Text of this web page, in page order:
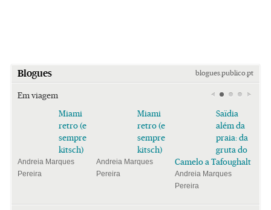
Blogues blogues.publico.pt
Em viagem
Miami
retro (e
sempre
kitsch)
Andreia Marques
Pereira
Miami
retro (e
sempre
kitsch)
Andreia Marques
Pereira
Saïdia
além da
praia: da
gruta do
Camelo a Tafoughalt
Andreia Marques
Pereira